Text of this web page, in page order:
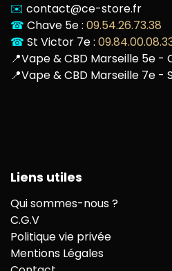
✉️ contact@ce-store.fr
☎ Chave 5e : 09.54.26.73.38
☎ St Victor 7e :
📍Vape & CBD Marseille 5e -
📍Vape & CBD Marseille 7e -
Liens utiles
Qui sommes-nous ?
C.G.V
Politique vie privée
Mentions Légales